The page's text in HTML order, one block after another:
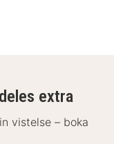
en stor
och middag
alternativ.
extra
vistelse – boka